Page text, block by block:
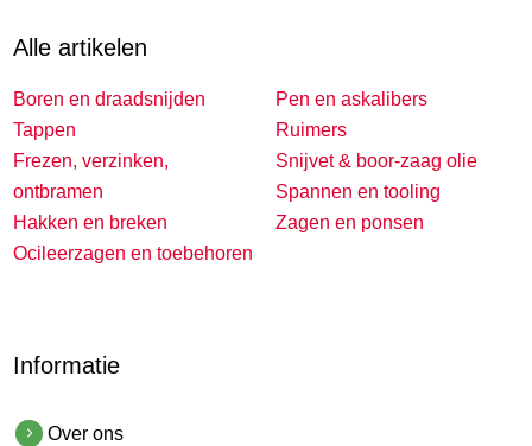
Alle artikelen
Boren en draadsnijden
Tappen
Frezen, verzinken,
ontbramen
Hakken en breken
Ocileerzagen en toebehoren
Pen en askalibers
Ruimers
Snijvet & boor-zaag olie
Spannen en tooling
Zagen en ponsen
Informatie
Over ons